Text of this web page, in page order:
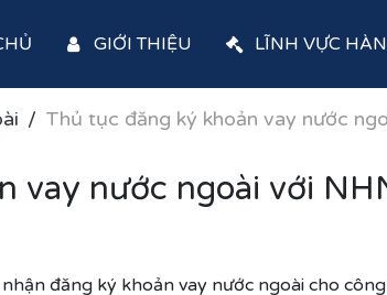
GIỚI THIỆU LĨNH VỰC
Thủ tục đăng ký khoản vay nước
vay nước ngoài với
đăng ký khoản vay nước ngoài cho